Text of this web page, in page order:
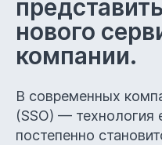
нового
компании.
В современных
(SSO) — технология
постепенно